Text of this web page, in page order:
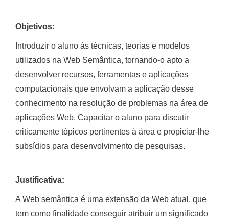
Objetivos:
Introduzir o aluno às técnicas, teorias e modelos
utilizados na Web Semântica, tornando-o apto a
desenvolver recursos, ferramentas e aplicações
computacionais que envolvam a aplicação desse
conhecimento na resolução de problemas na área de
aplicações Web. Capacitar o aluno para discutir
criticamente tópicos pertinentes à área e propiciar-lhe
subsídios para desenvolvimento de pesquisas.
Justificativa:
A Web semântica é uma extensão da Web atual, que
tem como finalidade conseguir atribuir um significado